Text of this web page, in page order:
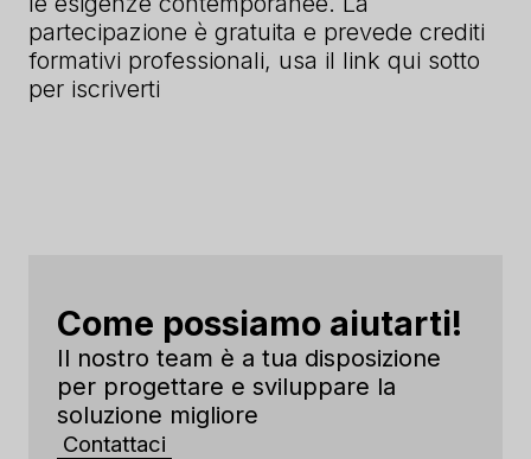
partecipazione è gratuita e prevede crediti
formativi professionali, usa il link qui sotto
per iscriverti
Come possiamo aiutarti!
Il nostro team è a tua disposizione
per progettare e sviluppare la
soluzione migliore
Contattaci